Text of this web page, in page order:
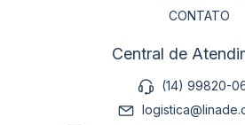
CONTATO
Central de
(14) 99820-